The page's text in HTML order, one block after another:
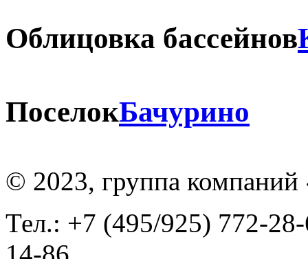
Облицовка бассейнов
ПоселокБачурино
© 2023, группа
Тел.: +7 (495/925) 772-